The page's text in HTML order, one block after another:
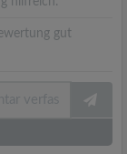
gut